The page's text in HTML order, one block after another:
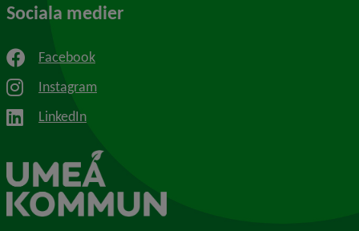
Sociala medier
Facebook
Instagram
LinkedIn